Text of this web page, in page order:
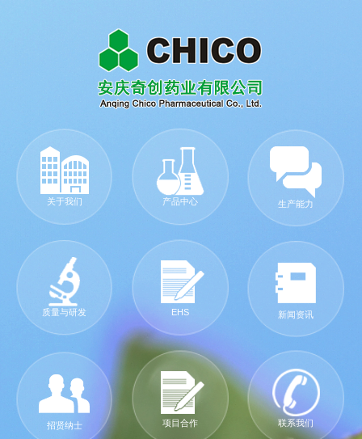
关于我们 产品中心 生产能力
质量与研发 EHS 新闻资讯
招贤纳士 项目合作 联系我们